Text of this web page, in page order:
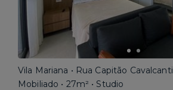
Vila Mariana • Rua Capitão Cavalcanti
Mobiliado • 27m² • Studio